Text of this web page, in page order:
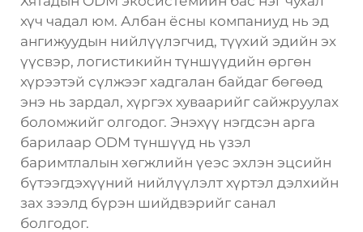
хүч чадал юм. Албан ёсны компаниуд нь эд
ангижуудын нийлүүлэгчид, түүхий эдийн эх
үүсвэр, логистикийн түншүүдийн өргөн
хүрээтэй сүлжээг хадгалан байдаг бөгөөд
энэ нь зардал, хүргэх хуваарийг сайжруулах
боломжийг олгодог. Энэхүү нэгдсэн арга
барилаар ODM түншүүд нь үзэл
баримтлалын хөгжлийн үеэс эхлэн эцсийн
бүтээгдэхүүний нийлүүлэлт хүртэл дэлхийн
зах зээлд бүрэн шийдвэрийг санал
болгодог.